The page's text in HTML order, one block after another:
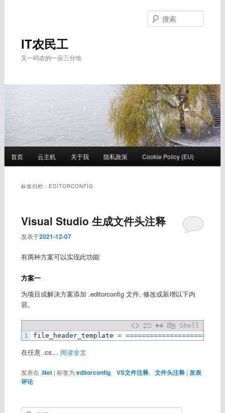
IT农民工
又一码农的一亩三分地
首页 云主机 关于我 隐私政策 Cookie Policy (EU)
标签归档： EDITORCONFIG
Visual Studio 生成文件头注释
发表于2021-12-07
有两种方案可以实现此功能
方案一
为项目或解决方案添加 .editorconfig 文件, 修改或新增以下内
容。
Shell
1
file_header_template = =====================
在任意 .cs… 阅读全文
发表在.Net | 标签为 editorconfig、 VS文件注释、 文件头注释 | 发表
评论